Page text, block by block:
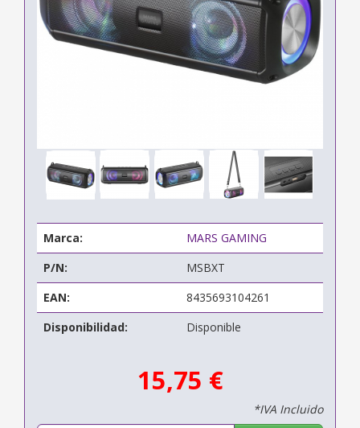
Marca:
MARS GAMING
P/N:
MSBXT
EAN:
8435693104261
Disponibilidad:
Disponible
15,75 €
*IVA Incluido